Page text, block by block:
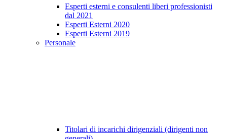
Esperti esterni e consulenti liberi professionisti
dal 2021
Esperti Esterni 2020
Esperti Esterni 2019
Personale
Titolari di incarichi dirigenziali (dirigenti non